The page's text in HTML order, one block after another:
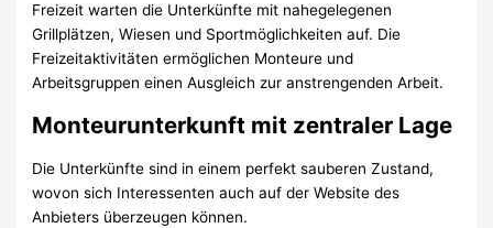
Freizeit warten die Unterkünfte mit nahegelegenen
Grillplätzen, Wiesen und Sportmöglichkeiten auf. Die
Freizeitaktivitäten ermöglichen Monteure und
Arbeitsgruppen einen Ausgleich zur anstrengenden Arbeit.
Monteurunterkunft mit zentraler Lage
Die Unterkünfte sind in einem perfekt sauberen Zustand,
wovon sich Interessenten auch auf der Website des
Anbieters überzeugen können.